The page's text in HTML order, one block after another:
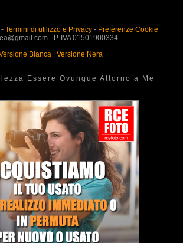
Termini di utilizzo e Privacy- Preferenze Cookie
- P. IVA 01501900334
Bianca | Versione Nera
Essere Ovunque Attorno a Me